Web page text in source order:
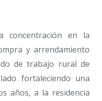
concentración en la
y arrendamiento
de trabajo rural de
fortaleciendo una
años, a la residencia